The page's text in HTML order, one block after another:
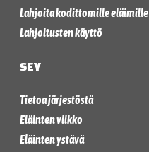
Lahjoita kodittomille eläimille
Lahjoitusten käyttö
SEY
Tietoa järjestöstä
Eläinten viikko
Eläinten ystävä